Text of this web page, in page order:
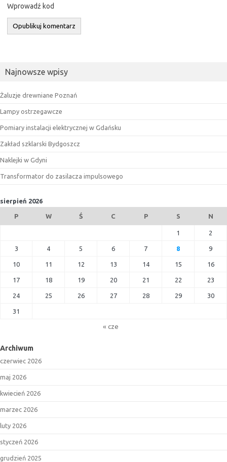
Wprowadź kod
Najnowsze wpisy
Żaluzje drewniane Poznań
Lampy ostrzegawcze
Pomiary instalacji elektrycznej w Gdańsku
Zakład szklarski Bydgoszcz
Naklejki w Gdyni
Transformator do zasilacza impulsowego
sierpień 2026
P W Ś C P S N
1 2
3 4 5 6 7 8 9
10 11 12 13 14 15 16
17 18 19 20 21 22 23
24 25 26 27 28 29 30
31
« cze
Archiwum
czerwiec 2026
maj 2026
kwiecień 2026
marzec 2026
luty 2026
styczeń 2026
grudzień 2025